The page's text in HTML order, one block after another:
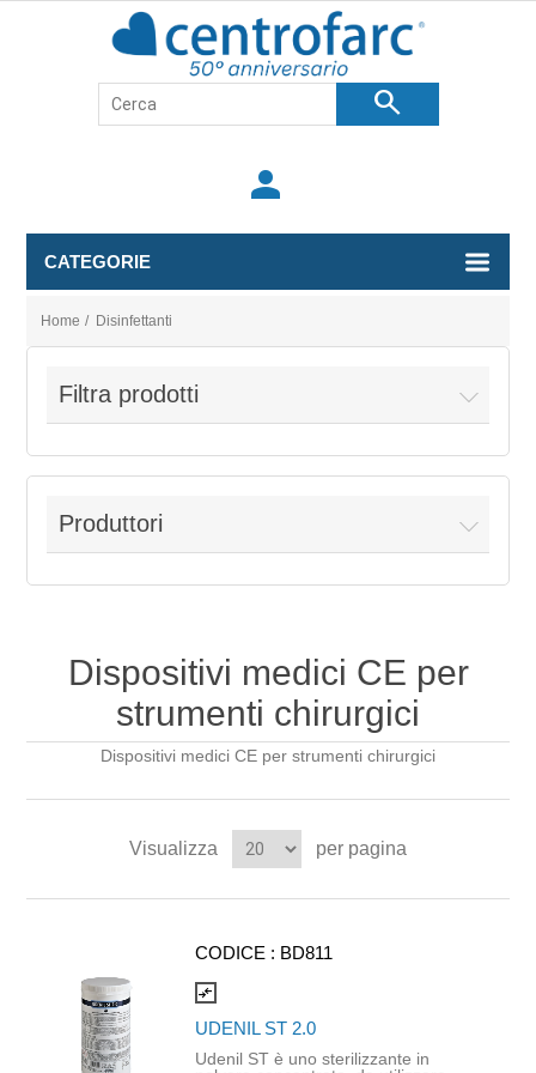
search
person
CATEGORIE
Home / Disinfettanti
Filtra prodotti
Produttori
Dispositivi medici CE per
strumenti chirurgici
Dispositivi medici CE per strumenti chirurgici
Visualizza per pagina
CODICE : BD811
compare_arrows
UDENIL ST 2.0
Udenil ST è uno sterilizzante in